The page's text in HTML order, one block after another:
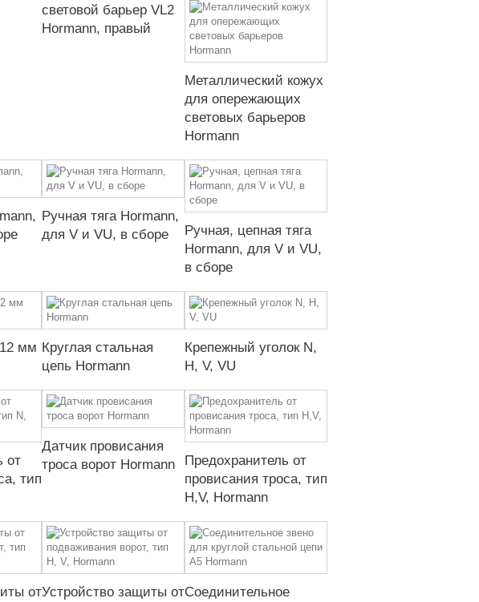
световой барьер VL2
Hormann, правый
Металлический кожух
для опережающих
световых барьеров
Hormann
Ручная тяга Hormann,
для V и VU, в сборе
Ручная, цепная тяга
Hormann, для V и VU,
в сборе
мм Круглая стальная
цепь Hormann
Крепежный уголок N,
H, V, VU
от
тип
Датчик провисания
троса ворот Hormann
Предохранитель от
провисания троса, тип
H,V, Hormann
отУстройство защиты отСоединительное